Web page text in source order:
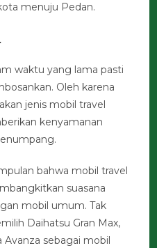
menuju Pedan.
waktu yang lama pasti
Oleh karena
jenis mobil travel
kenyamanan
bahwa mobil travel
suasana
mobil umum. Tak
Daihatsu Gran Max,
Avanza sebagai mobil